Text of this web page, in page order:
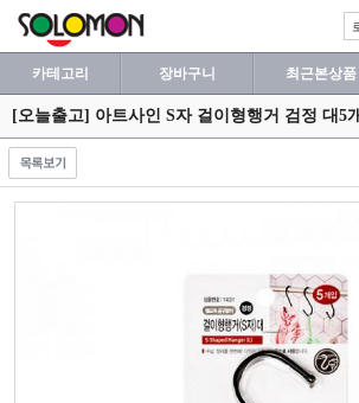
카테고리 장바구니 최근본상품
[오늘출고] 아트사인 S자 걸이형행거 검정 대5